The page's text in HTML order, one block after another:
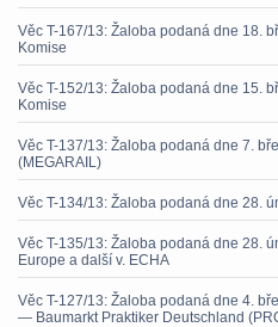
Věc T-167/13: Žaloba podaná dne 18.
Komise
Věc T-152/13: Žaloba podaná dne 15.
Komise
Věc T-137/13: Žaloba podaná dne 7.
(MEGARAIL)
Věc T-134/13: Žaloba podaná dne 28.
Věc T-135/13: Žaloba podaná dne 28.
Europe a další v. ECHA
Věc T-127/13: Žaloba podaná dne 4.
— Baumarkt Praktiker Deutschland